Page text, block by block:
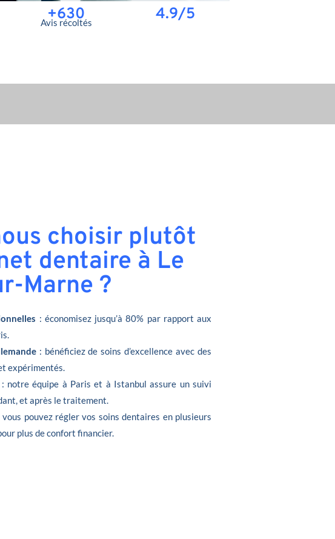
+630
Avis récoltés 4.9/5
choisir plutôt
dentaire à Le
Marne ?
: économisez jusqu’à 80% par rapport aux
: bénéficiez de soins d’excellence avec des
expérimentés.
: notre équipe à Paris et à Istanbul assure un suivi
et après le traitement.
vous pouvez régler vos soins dentaires en plusieurs
plus de confort financier.